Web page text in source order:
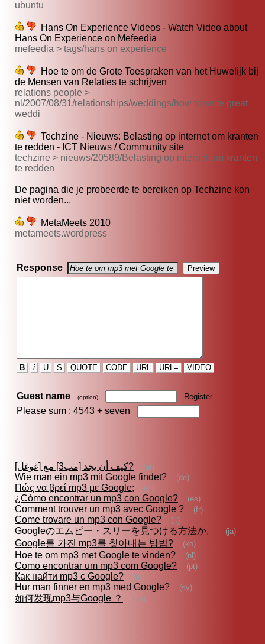
ubuntu
Hans On Experience Videos - Watch Video about
Hans On Experience on Mefeedia
mefeedia > tags/hans on experience
Hoe te om de Grote Toespraken van het Huwelijk bij
de Mensen van Relaties te schrijven
relations people >
nl/2007/08/31/relationships/weddings/how to write great
weddi
Techzine - Nieuws: Belasting op internet om kranten
te redden - ICT Nieuws / Community site
techzine > nieuws/20589/Belasting op internet om kranten
te redden
De pagina die je probeerde te bereiken op Techzine kon
niet worden...
MetaMeets 2010
metameets.wordpress
Response
B i U S QUOTE CODE URL URL= VIDEO
Guest name (option) Register
Please sum : 4543 + seven
كيف أن يجد [مب3] مع [غوغل]? (ar)
Wie man ein mp3 mit Google findet? (de)
Πώς να βρεί mp3 με Google; (el)
¿Cómo encontrar un mp3 con Google? (es)
Comment trouver un mp3 avec Google ? (fr)
Come trovare un mp3 con Google? (it)
Googleのエムピー・スリーを見つける方法か。 (ja)
Google를 가진 mp3를 찾아내는 방법? (ko)
Hoe te om mp3 met Google te vinden? (nl)
Como encontrar um mp3 com Google? (pt)
Как найти mp3 с Google? (ru)
Hur man finner en mp3 med Google? (sv)
如何发现mp3与Google ？ (zh)